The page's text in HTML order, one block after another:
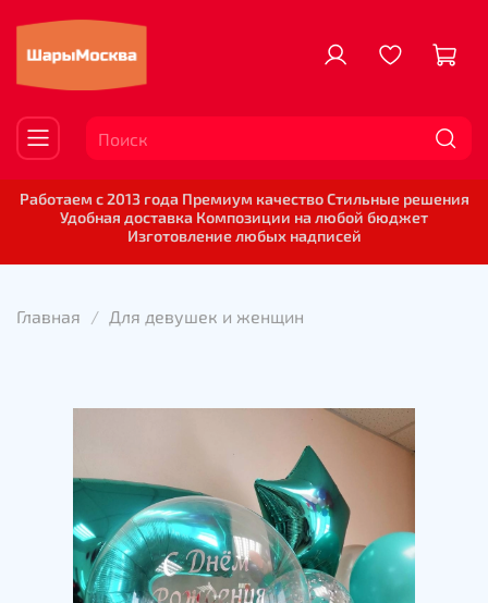
Работаем с 2013 года Премиум качество Стильные решения
Удобная доставка Композиции на любой бюджет
Изготовление любых надписей
Главная Для девушек и женщин